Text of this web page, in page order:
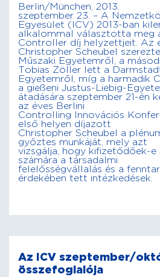
Berlin/München, 2013.
szeptember 23. – A
Egyesület (ICV) 2013-ban
alkalommal választotta meg
Controller díj helyzettjeit. Az
Christopher Scheubel
Műszaki Egyetemről, a
Tobias Zöller lett a
Egyetemről, míg a harmadik
a gießeni Justus-Liebig-
átadására szeptember 21-én
az éves Berlini
Controlling Innovációs
első helyen díjazott
Christopher Scheubel a
győztes munkáját, mely azt
vizsgálja, hogy kifizetődőek-
számára a társadalmi
felelősségvállalás és a
érdekében tett intézkedések.
Az ICV szeptember/
összefoglalója